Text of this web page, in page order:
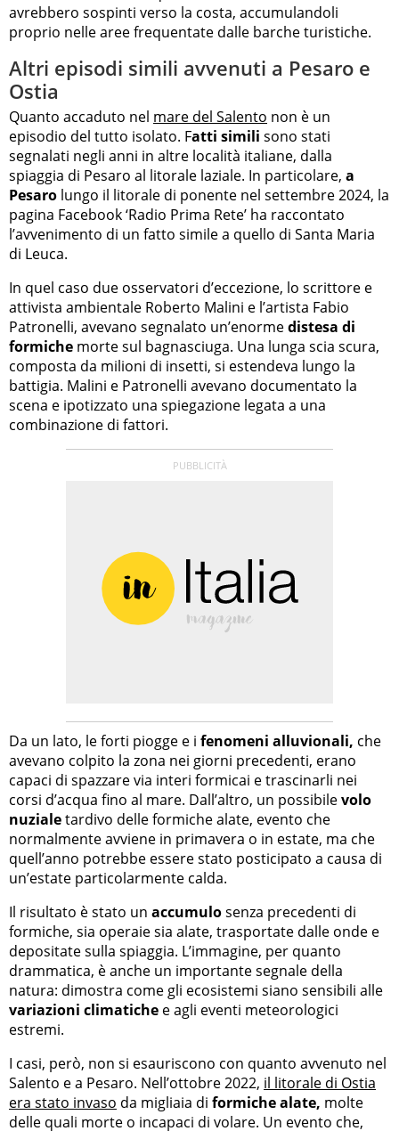
avrebbero sospinti verso la costa, accumulandoli
proprio nelle aree frequentate dalle barche turistiche.
Altri episodi simili avvenuti a Pesaro e
Ostia
Quanto accaduto nel mare del Salento non è un
episodio del tutto isolato. Fatti simili sono stati
segnalati negli anni in altre località italiane, dalla
spiaggia di Pesaro al litorale laziale. In particolare, a
Pesaro lungo il litorale di ponente nel settembre 2024, la
pagina Facebook ‘Radio Prima Rete’ ha raccontato
l’avvenimento di un fatto simile a quello di Santa Maria
di Leuca.
In quel caso due osservatori d’eccezione, lo scrittore e
attivista ambientale Roberto Malini e l’artista Fabio
Patronelli, avevano segnalato un’enormedistesa di
formiche morte sul bagnasciuga. Una lunga scia scura,
composta da milioni di insetti, si estendeva lungo la
battigia. Malini e Patronelli avevano documentato la
scena e ipotizzato una spiegazione legata a una
combinazione di fattori.
Da un lato, le forti piogge e i fenomeni alluvionali, che
avevano colpito la zona nei giorni precedenti, erano
capaci di spazzare via interi formicai e trascinarli nei
corsi d’acqua fino al mare. Dall’altro, un possibilevolo
nuzialetardivo delle formiche alate, evento che
normalmente avviene in primavera o in estate, ma che
quell’anno potrebbe essere stato posticipato a causa di
un’estate particolarmente calda.
Il risultato è stato un accumulosenza precedenti di
formiche, sia operaie sia alate, trasportate dalle onde e
depositate sulla spiaggia. L’immagine, per quanto
drammatica, è anche un importante segnale della
natura: dimostra come gli ecosistemi siano sensibili alle
variazioni climatiche e agli eventi meteorologici
estremi.
I casi, però, non si esauriscono con quanto avvenuto nel
Salento e a Pesaro. Nell’ottobre 2022, il litorale di Ostia
era stato invaso da migliaia di formiche alate, molte
delle quali morte o incapaci di volare. Un evento che,